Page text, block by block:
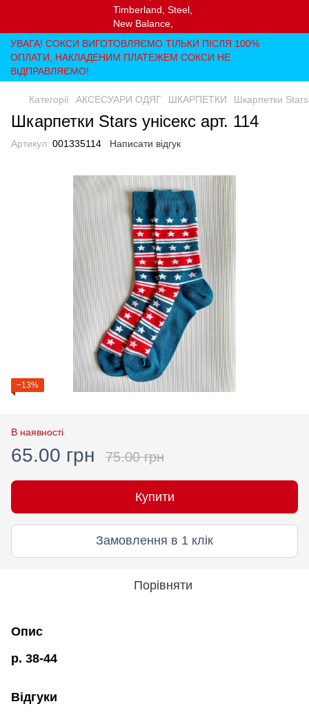
УВАГА! СОКСИ ВИГОТОВЛЯЄМО ТІЛЬКИ ПІСЛЯ 100%
ОПЛАТИ, НАКЛАДЕНИМ ПЛАТЕЖЕМ СОКСИ НЕ
ВІДПРАВЛЯЄМО!
Категорії АКСЕСУАРИ ОДЯГ ШКАРПЕТКИ Шкарпетки Stars
Шкарпетки Stars унісекс арт. 114
Артикул: 001335114 Написати відгук
−13%
В наявності
65.00 грн 75.00 грн
Купити
Замовлення в 1 клік
Порівняти
Опис
р. 38-44
Відгуки